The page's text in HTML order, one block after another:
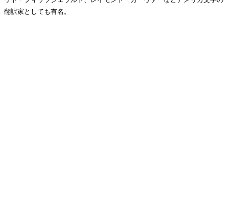
翻訳家としても有名。